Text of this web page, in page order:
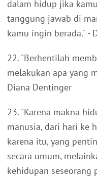
dalam hidup jika
tanggung jawab di
kamu ingin berada." -
22. "Berhentilah
melakukan apa yang
Diana Dentinger
23. "Karena makna
manusia, dari hari ke
karena itu, yang
secara umum,
kehidupan seseorang